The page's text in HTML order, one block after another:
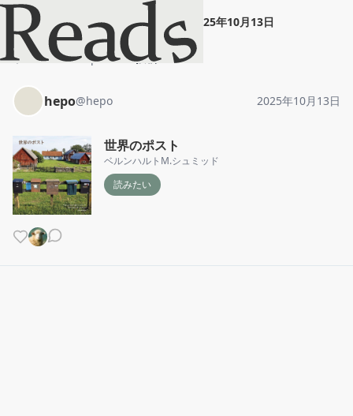
hepo" 世界のポスト" 2025年10月13日
ホーム hepo 投稿
hepo@hepo 2025年10月13日
世界のポスト
ベルンハルトM.シュミッド
読みたい